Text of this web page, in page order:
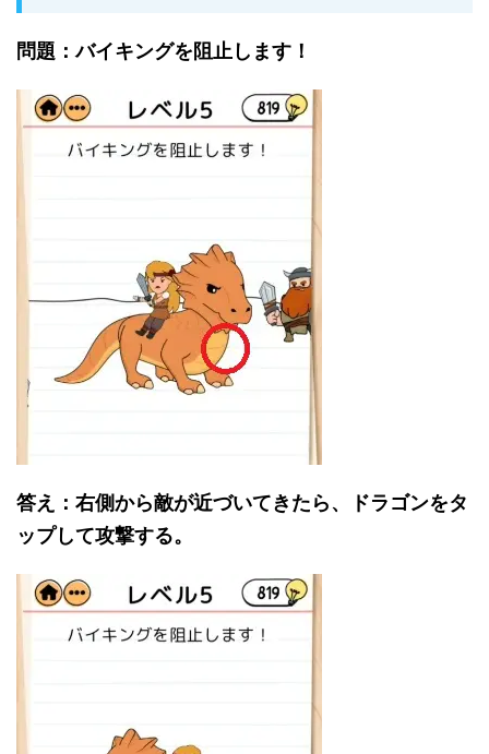
問題：バイキングを阻止します！
答え：右側から敵が近づいてきたら、ドラゴンをタ
ップして攻撃する。